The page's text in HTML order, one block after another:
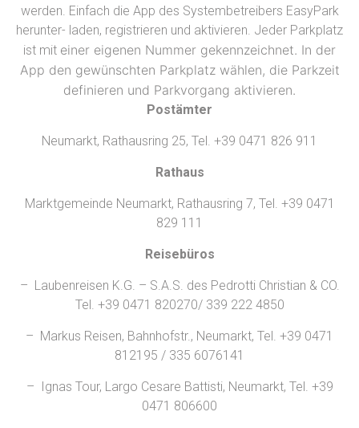
werden. Einfach die App des Systembetreibers EasyPark
herunter- laden, registrieren und aktivieren. Jeder Parkplatz
ist mit einer eigenen Nummer gekennzeichnet. In der
App den gewünschten Parkplatz wählen, die Parkzeit
definieren und Parkvorgang aktivieren.
Postämter
Neumarkt, Rathausring 25, Tel. +39 0471 826 911
Rathaus
Marktgemeinde Neumarkt, Rathausring 7, Tel. +39 0471
829 111
Reisebüros
– Laubenreisen K.G. – S.A.S. des Pedrotti Christian & CO.
Tel. +39 0471 820270/ 339 222 4850
– Markus Reisen, Bahnhofstr., Neumarkt, Tel. +39 0471
812195 / 335 6076141
– Ignas Tour, Largo Cesare Battisti, Neumarkt, Tel. +39
0471 806600